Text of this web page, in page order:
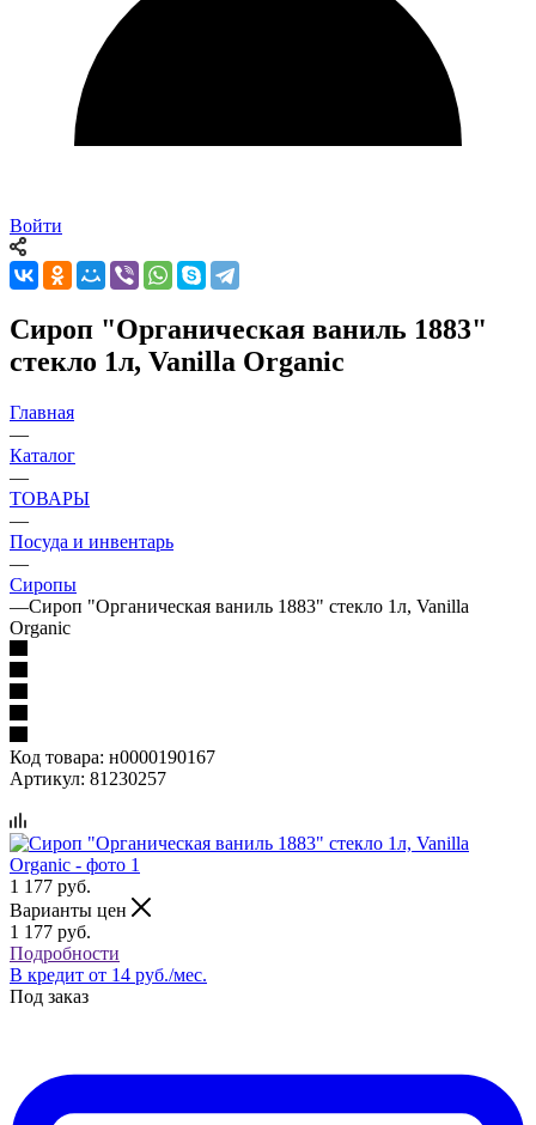
Войти
Сироп "Органическая ваниль 1883"
стекло 1л, Vanilla Organic
Главная
—
Каталог
—
ТОВАРЫ
—
Посуда и инвентарь
—
Сиропы
—Сироп "Органическая ваниль 1883" стекло 1л, Vanilla
Organic
Код товара: н0000190167
Артикул: 81230257
1 177 руб.
Варианты цен
1 177 руб.
Подробности
В кредит от 14 руб./мес.
Под заказ